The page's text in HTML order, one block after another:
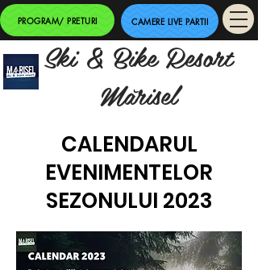
PROGRAM/ PRETURI CAMERE LIVE PARTII
Ski & Bike Resort
Mărisel
CALENDARUL
EVENIMENTELOR
SEZONULUI 2023